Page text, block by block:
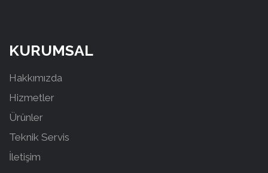
KURUMSAL
Hakkımızda
Hizmetler
Ürünler
Teknik Servis
İletişim